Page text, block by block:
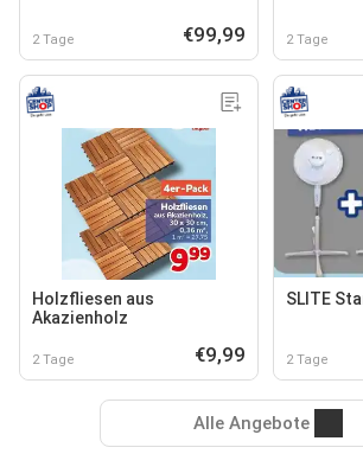
2 Tage €99,99 2 Tage
Holzfliesen aus
Akazienholz
2 Tage €9,99
SLITE
2 Tage
Alle Angebote